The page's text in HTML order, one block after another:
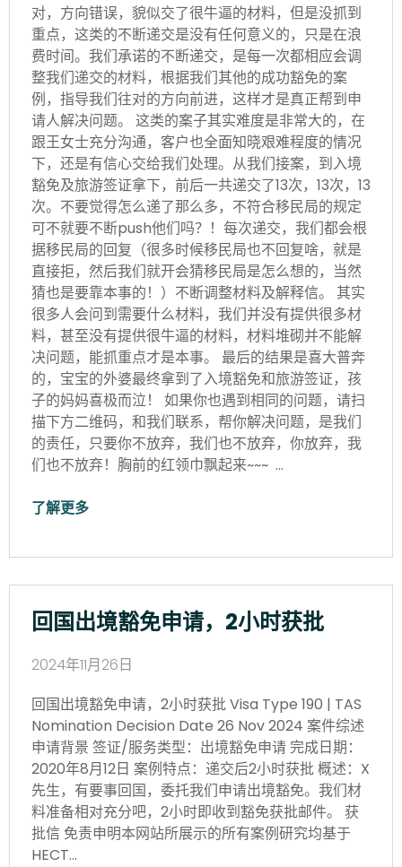
对，方向错误，貌似交了很牛逼的材料，但是没抓到
重点，这类的不断递交是没有任何意义的，只是在浪
费时间。我们承诺的不断递交，是每一次都相应会调
整我们递交的材料，根据我们其他的成功豁免的案
例，指导我们往对的方向前进，这样才是真正帮到申
请人解决问题。 这类的案子其实难度是非常大的，在
跟王女士充分沟通，客户也全面知晓艰难程度的情况
下，还是有信心交给我们处理。从我们接案，到入境
豁免及旅游签证拿下，前后一共递交了13次，13次，13
次。不要觉得怎么递了那么多，不符合移民局的规定
可不就要不断push他们吗？！每次递交，我们都会根
据移民局的回复（很多时候移民局也不回复啥，就是
直接拒，然后我们就开会猜移民局是怎么想的，当然
猜也是要靠本事的！）不断调整材料及解释信。 其实
很多人会问到需要什么材料，我们并没有提供很多材
料，甚至没有提供很牛逼的材料，材料堆砌并不能解
决问题，能抓重点才是本事。 最后的结果是喜大普奔
的，宝宝的外婆最终拿到了入境豁免和旅游签证，孩
子的妈妈喜极而泣！ 如果你也遇到相同的问题，请扫
描下方二维码，和我们联系，帮你解决问题，是我们
的责任，只要你不放弃，我们也不放弃，你放弃，我
们也不放弃！胸前的红领巾飘起来~~~ …
了解更多
回国出境豁免申请，2小时获批
2024年11月26日
回国出境豁免申请，2小时获批 Visa Type 190 | TAS
Nomination Decision Date 26 Nov 2024 案件综述
申请背景 签证/服务类型：出境豁免申请 完成日期：
2020年8月12日 案例特点：递交后2小时获批 概述：X
先生，有要事回国，委托我们申请出境豁免。我们材
料准备相对充分吧，2小时即收到豁免获批邮件。 获
批信 免责申明本网站所展示的所有案例研究均基于
HECT…